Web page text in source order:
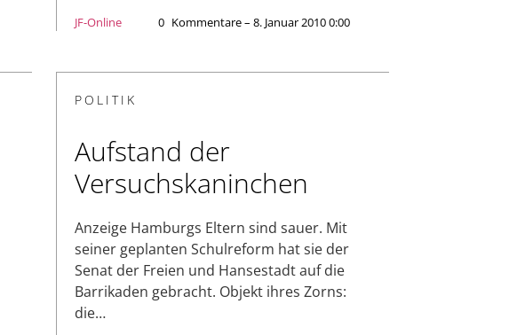
JF-Online 0 Kommentare – 8. Januar 2010 0:00
POLITIK
Aufstand der
Versuchskaninchen
Anzeige Hamburgs Eltern sind sauer. Mit
seiner geplanten Schulreform hat sie der
Senat der Freien und Hansestadt auf die
Barrikaden gebracht. Objekt ihres Zorns:
die…